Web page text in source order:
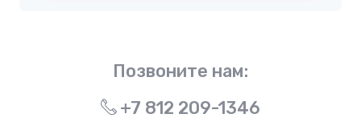
Позвоните нам:
+7 812 209-1346